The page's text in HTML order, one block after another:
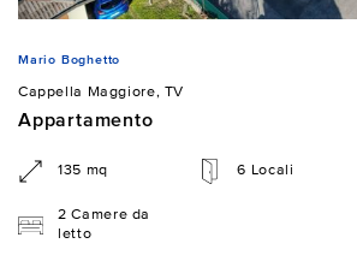
Mario Boghetto
Cappella Maggiore, TV
Appartamento
135 mq 6 Locali
2 Camere da
letto